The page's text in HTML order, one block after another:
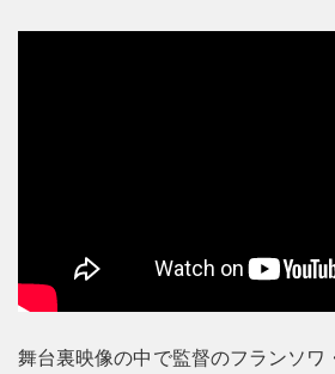
舞台裏映像の中で監督のフランソワ